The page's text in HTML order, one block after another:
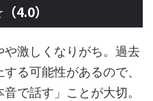
4.0）
や激しくなりがち。過去
る可能性があるので、
で話す」ことが大切。